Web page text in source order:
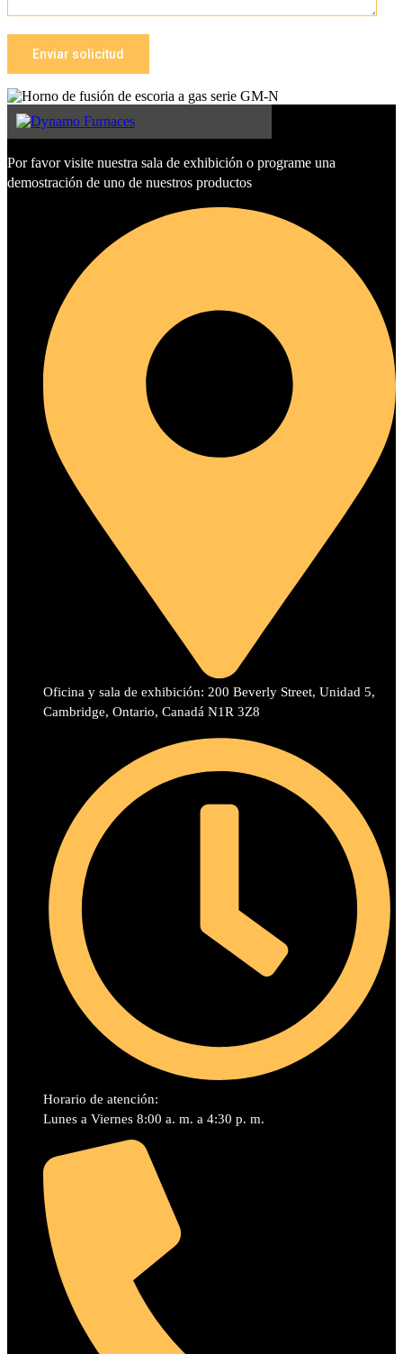
Por favor visite nuestra sala de exhibición o programe una
demostración de uno de nuestros productos
Oficina y sala de exhibición: 200 Beverly Street, Unidad 5,
Cambridge, Ontario, Canadá N1R 3Z8
Horario de atención:
Lunes a Viernes 8:00 a. m. a 4:30 p. m.